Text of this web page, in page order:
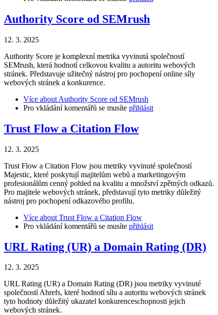
Authority Score od SEMrush
12. 3. 2025
Authority Score je komplexní metrika vyvinutá společností
SEMrush, která hodnotí celkovou kvalitu a autoritu webových
stránek. Představuje užitečný nástroj pro pochopení online síly
webových stránek a konkurence.
Více about Authority Score od SEMrush
Pro vkládání komentářů se musíte přihlásit
Trust Flow a Citation Flow
12. 3. 2025
Trust Flow a Citation Flow jsou metriky vyvinuté společností
Majestic, které poskytují majitelům webů a marketingovým
profesionálům cenný pohled na kvalitu a množství zpětných odkazů.
Pro majitele webových stránek, představují tyto metriky důležitý
nástroj pro pochopení odkazového profilu.
Více about Trust Flow a Citation Flow
Pro vkládání komentářů se musíte přihlásit
URL Rating (UR) a Domain Rating (DR)
12. 3. 2025
URL Rating (UR) a Domain Rating (DR) jsou metriky vyvinuté
společností Ahrefs, které hodnotí sílu a autoritu webových stránek
tyto hodnoty důležitý ukazatel konkurenceschopnosti jejich
webových stránek.